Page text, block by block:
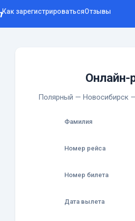
Как зарегистрироватьсяОтзывы
Онлайн-
Полярный — Новосибирск —
Фамилия
Номер рейса
Номер билета
Дата вылета